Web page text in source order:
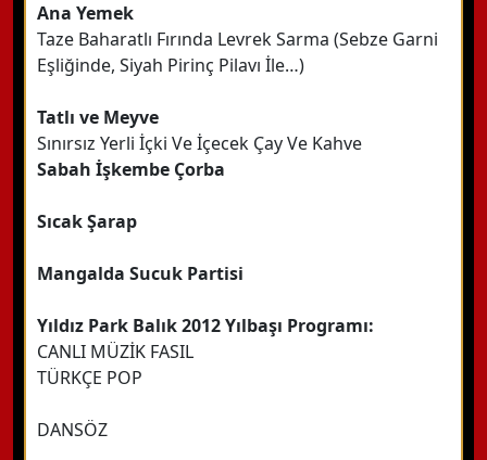
Ana Yemek
Taze Baharatlı Fırında Levrek Sarma (Sebze Garni
Eşliğinde, Siyah Pirinç Pilavı İle…)
Tatlı ve Meyve
Sınırsız Yerli İçki Ve İçecek Çay Ve Kahve
Sabah İşkembe Çorba
Sıcak Şarap
Mangalda Sucuk Partisi
Yıldız Park Balık 2012 Yılbaşı Programı:
CANLI MÜZİK FASIL
TÜRKÇE POP
DANSÖZ